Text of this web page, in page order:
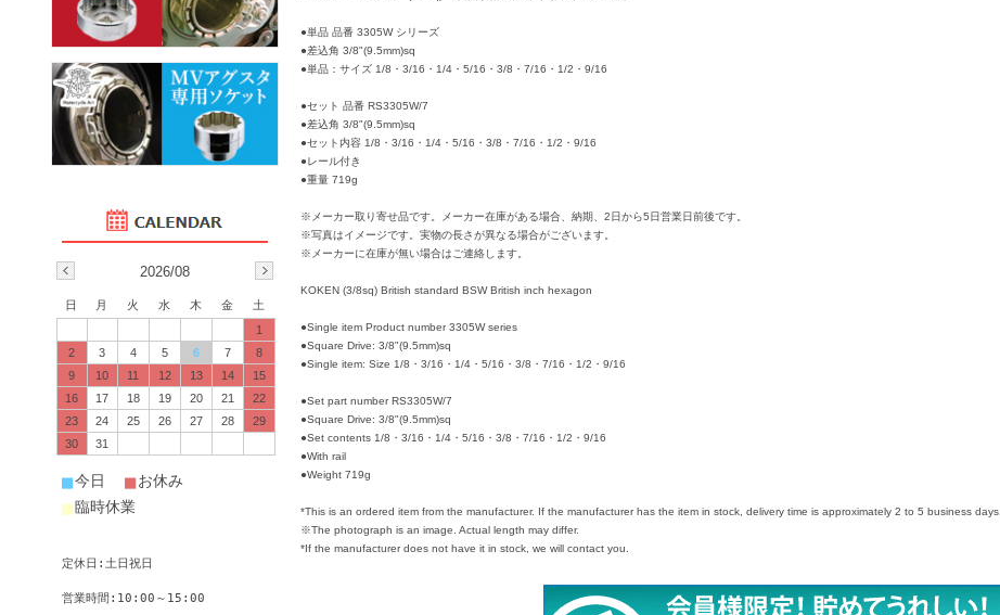
●単品 品番 3305W シリーズ
●差込角 3/8"(9.5mm)sq
●単品：サイズ 1/8・3/16・1/4・5/16・3/8・7/16・1/2・9/16
●セット 品番 RS3305W/7
●差込角 3/8"(9.5mm)sq
●セット内容 1/8・3/16・1/4・5/16・3/8・7/16・1/2・9/16
●レール付き
●重量 719g
※メーカー取り寄せ品です。メーカー在庫がある場合、納期、2日から5日営業日前後です。
※写真はイメージです。実物の長さが異なる場合がございます。
※メーカーに在庫が無い場合はご連絡します。
KOKEN (3/8sq) British standard BSW British inch hexagon
●Single item Product number 3305W series
●Square Drive: 3/8"(9.5mm)sq
●Single item: Size 1/8・3/16・1/4・5/16・3/8・7/16・1/2・9/16
●Set part number RS3305W/7
●Square Drive: 3/8"(9.5mm)sq
●Set contents 1/8・3/16・1/4・5/16・3/8・7/16・1/2・9/16
●With rail
●Weight 719g
*This is an ordered item from the manufacturer. If the manufacturer has the item in stock, delivery time is approximately 2 to 5 business days.
※The photograph is an image. Actual length may differ.
*If the manufacturer does not have it in stock, we will contact you.
2026/08
日 月 火 水 木 金
土
1
2
3 4 5 6 7
8
9
10 11 12 13 14
15
16
17 18 19 20 21
22
23
24 25 26 27 28
29
30
31
■今日 ■お休み
■臨時休業
定休日:土日祝日
営業時間:10:00～15:00